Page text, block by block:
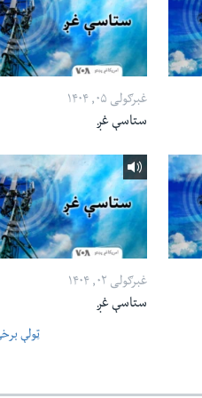
غبرګولی ۰۵, ۱۴۰۴
ستاسې غږ
غبرګولی ۰۲, ۱۴۰۴
ستاسې غږ
ټولې